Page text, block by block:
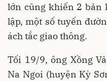
lớn cũng khiến 2 bản
lập, một số tuyến
ách tắc giao thông.
Tối 19/9, ông Xồng
Na Ngoi (huyện Kỳ